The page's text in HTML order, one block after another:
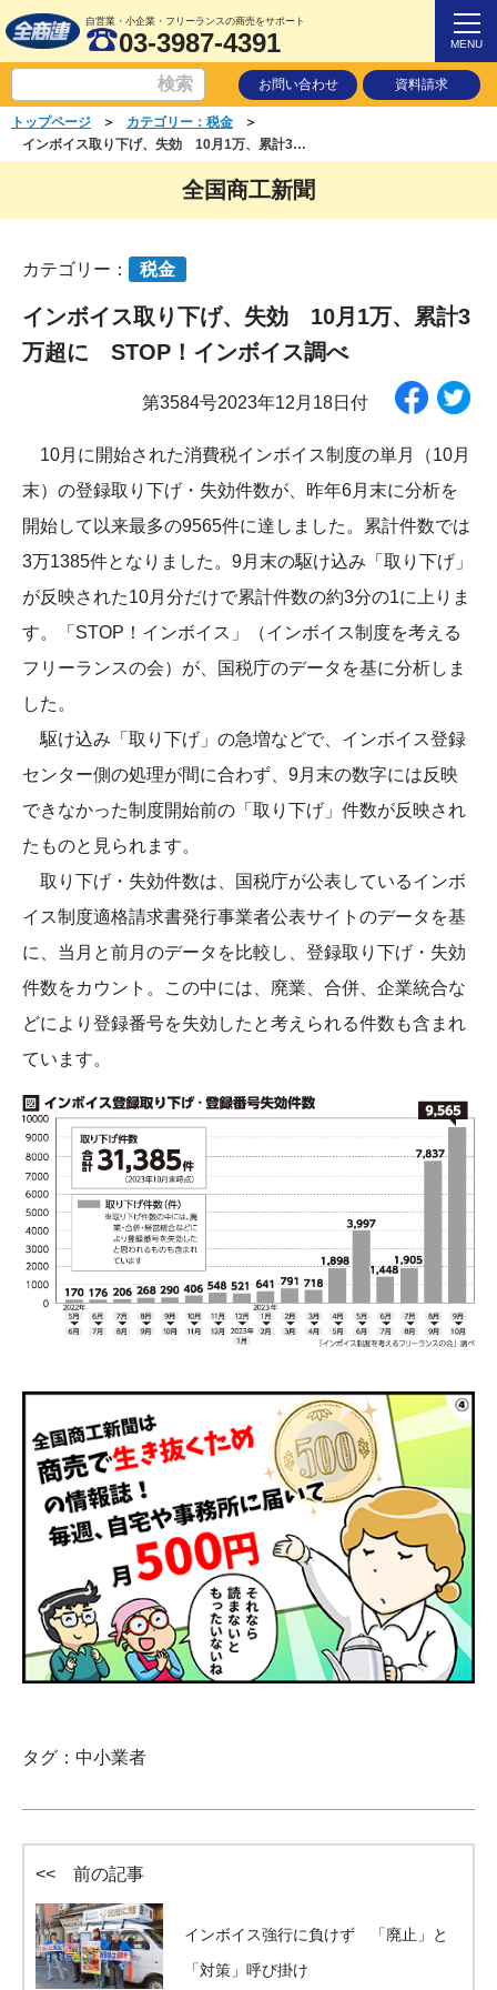
自営業・小企業・フリーランスの商売をサポート
03-3987-4391 MENU
お問い合わせ 資料請求
トップページ ＞ カテゴリー：税金
＞
インボイス取り下げ、失効 10月1万、累計3万超に STOP！インボイス調べ
全国商工新聞
カテゴリー： 税金
インボイス取り下げ、失効 10月1万、累計3
万超に STOP！インボイス調べ
第3584号2023年12月18日付
10月に開始された消費税インボイス制度の単月（10月
末）の登録取り下げ・失効件数が、昨年6月末に分析を
開始して以来最多の9565件に達しました。累計件数では
3万1385件となりました。9月末の駆け込み「取り下げ」
が反映された10月分だけで累計件数の約3分の1に上りま
す。「STOP！インボイス」（インボイス制度を考える
フリーランスの会）が、国税庁のデータを基に分析しま
した。
駆け込み「取り下げ」の急増などで、インボイス登録
センター側の処理が間に合わず、9月末の数字には反映
できなかった制度開始前の「取り下げ」件数が反映され
たものと見られます。
取り下げ・失効件数は、国税庁が公表しているインボ
イス制度適格請求書発行事業者公表サイトのデータを基
に、当月と前月のデータを比較し、登録取り下げ・失効
件数をカウント。この中には、廃業、合併、企業統合な
どにより登録番号を失効したと考えられる件数も含まれ
ています。
タグ： 中小業者
<< 前の記事
インボイス強行に負けず 「廃止」と
「対策」呼び掛け